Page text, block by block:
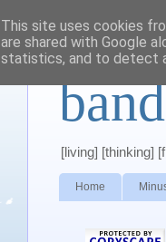
[living] [thinking]
Home
This site uses cookies
are shared with Google
statistics, and to detect